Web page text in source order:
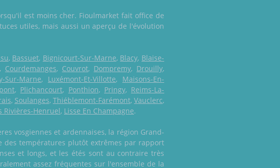
est moins cher. Fioulmarket fait office de
utiles, mais aussi un aperçu de l'évolution
, Bassuet, Bignicourt-Sur-Marne, Blacy, Blaise-
, Courdemanges, Couvrot, Dompremy, Drouilly,
Sur-Marne, Luxémont-Et-Villotte, Maisons-En-
, Plichancourt, Ponthion, Pringy, Reims-La-
, Soulanges, Thiéblemont-Farémont,Vauclerc,
Rivières-Henruel, Lisse En Champagne.
vosgiennes et ardennaises, la région Grand-
des températures plutôt extrêmes par rapport
et longs, et les étés sont au contraire très
assez fréquentes sur l'ensemble de la